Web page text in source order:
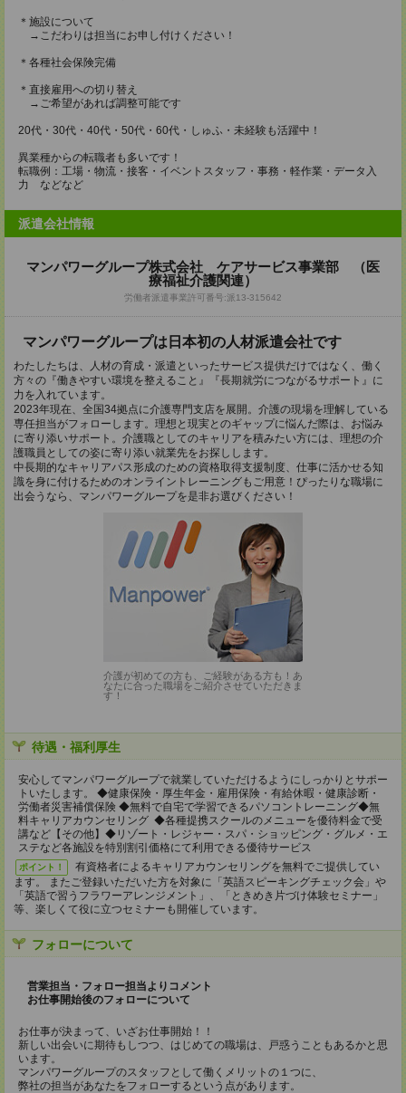
＊施設について
→こだわりは担当にお申し付けください！
＊各種社会保険完備
＊直接雇用への切り替え
→ご希望があれば調整可能です
20代・30代・40代・50代・60代・しゅふ・未経験も活躍中！
異業種からの転職者も多いです！
転職例：工場・物流・接客・イベントスタッフ・事務・軽作業・データ入
力 などなど
派遣会社情報
マンパワーグループ株式会社 ケアサービス事業部 （医
療福祉介護関連）
労働者派遣事業許可番号:派13-315642
マンパワーグループは日本初の人材派遣会社です
わたしたちは、人材の育成・派遣といったサービス提供だけではなく、働く
方々の『働きやすい環境を整えること』『長期就労につながるサポート』に
力を入れています。
2023年現在、全国34拠点に介護専門支店を展開。介護の現場を理解している
専任担当がフォローします。理想と現実とのギャップに悩んだ際は、お悩み
に寄り添いサポート。介護職としてのキャリアを積みたい方には、理想の介
護職員としての姿に寄り添い就業先をお探しします。
中長期的なキャリアパス形成のための資格取得支援制度、仕事に活かせる知
識を身に付けるためのオンライントレーニングもご用意！ぴったりな職場に
出会うなら、マンパワーグループを是非お選びください！
介護が初めての方も、ご経験がある方も！あ
なたに合った職場をご紹介させていただきま
す！
待遇・福利厚生
安心してマンパワーグループで就業していただけるようにしっかりとサポー
トいたします。 ◆健康保険・厚生年金・雇用保険・有給休暇・健康診断・
労働者災害補償保険 ◆無料で自宅で学習できるパソコントレーニング◆無
料キャリアカウンセリング ◆各種提携スクールのメニューを優待料金で受
講など【その他】◆リゾート・レジャー・スパ・ショッピング・グルメ・エ
ステなど各施設を特別割引価格にて利用できる優待サービス
ポイント！
有資格者によるキャリアカウンセリングを無料でご提供してい
ます。 またご登録いただいた方を対象に「英語スピーキングチェック会」や
「英語で習うフラワーアレンジメント」、「ときめき片づけ体験セミナー」
等、楽しくて役に立つセミナーも開催しています。
フォローについて
営業担当・フォロー担当よりコメント
お仕事開始後のフォローについて
お仕事が決まって、いざお仕事開始！！
新しい出会いに期待もしつつ、はじめての職場は、戸惑うこともあるかと思
います。
マンパワーグループのスタッフとして働くメリットの１つに、
弊社の担当があなたをフォローするという点があります。